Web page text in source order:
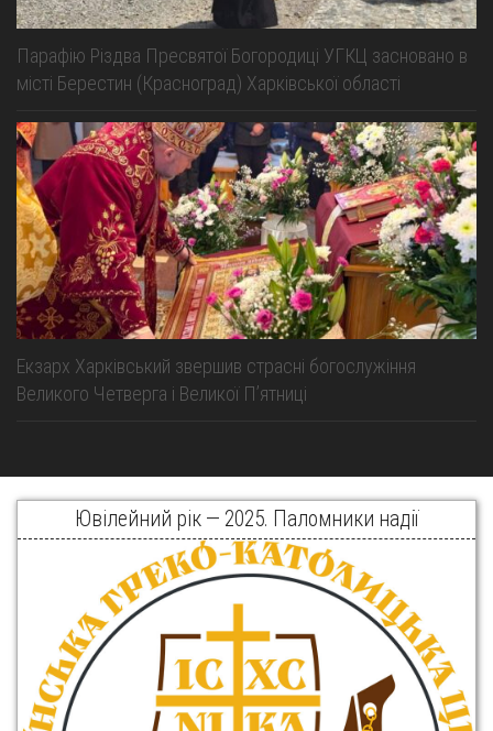
Парафію Різдва Пресвятої Богородиці УГКЦ засновано в
місті Берестин (Красноград) Харківської області
Екзарх Харківський звершив страсні богослужіння
Великого Четверга і Великої Пʼятниці
Ювілейний рік — 2025. Паломники надії